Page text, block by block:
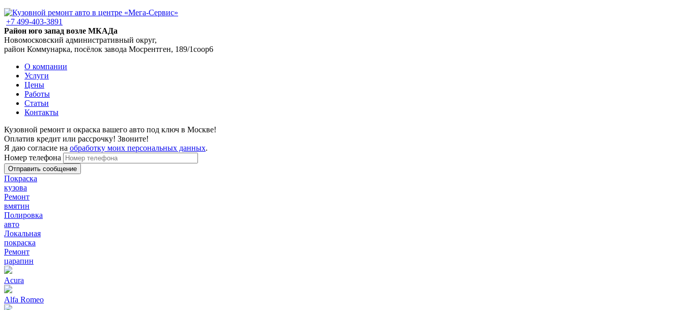
+7 499-403-3891
Район юго запад возле МКАДа
Новомосковский административный округ,
район Коммунарка, посёлок завода Мосрентген, 189/1соор6
О компании
Услуги
Цены
Работы
Статьи
Контакты
Кузовной ремонт и окраска вашего авто под ключ в Москве!
Оплатив кредит или рассрочку! Звоните!
Я даю согласие на обработку моих персональных данных.
Номер телефона
Покраска
кузова
Ремонт
вмятин
Полировка
авто
Локальная
покраска
Ремонт
царапин
Acura
Alfa Romeo